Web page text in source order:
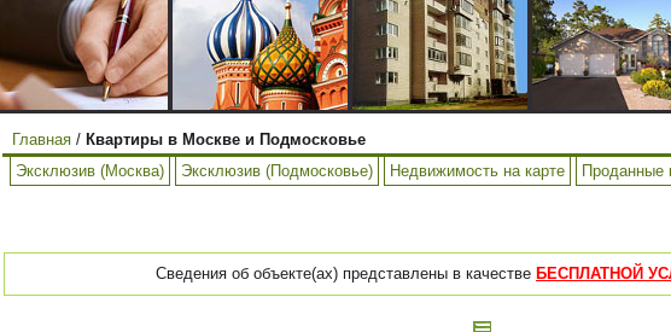
Главная / Квартиры в Москве и Подмосковье
Эксклюзив (Москва)
Эксклюзив (Подмосковье) Недвижимость на карте Проданные
Сведения об объекте(ах) представлены в качестве БЕСПЛАТНОЙ